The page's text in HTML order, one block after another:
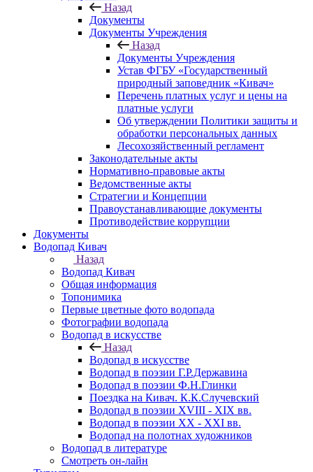
Назад
Документы
Документы Учреждения
Назад
Документы Учреждения
Устав ФГБУ «Государственный
природный заповедник «Кивач»
Перечень платных услуг и цены на
платные услуги
Об утверждении Политики защиты и
обработки персональных данных
Лесохозяйственный регламент
Законодательные акты
Нормативно-правовые акты
Ведомственные акты
Стратегии и Концепции
Правоустанавливающие документы
Противодействие коррупции
Документы
Водопад Кивач
Назад
Водопад Кивач
Общая информация
Топонимика
Первые цветные фото водопада
Фотографии водопада
Водопад в искусстве
Назад
Водопад в искусстве
Водопад в поэзии Г.Р.Державина
Водопад в поэзии Ф.Н.Глинки
Поездка на Кивач. К.К.Случевский
Водопад в поэзии XVIII - XIX вв.
Водопад в поэзии XX - XXI вв.
Водопад на полотнах художников
Водопад в литературе
Смотреть он-лайн